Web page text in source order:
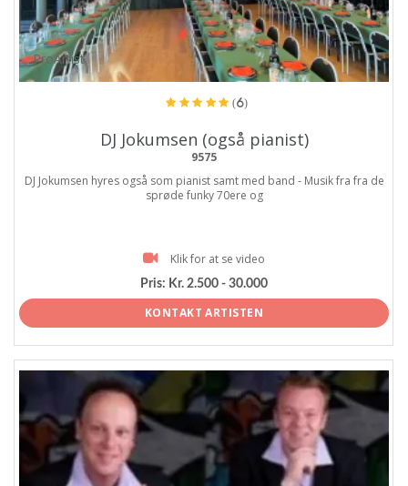
ProArtist
(6)
DJ Jokumsen (også pianist)
9575
DJ Jokumsen hyres også som pianist samt med band - Musik fra fra de
sprøde funky 70ere og
Klik for at se video
Pris: Kr. 2.500 - 30.000
KONTAKT ARTISTEN